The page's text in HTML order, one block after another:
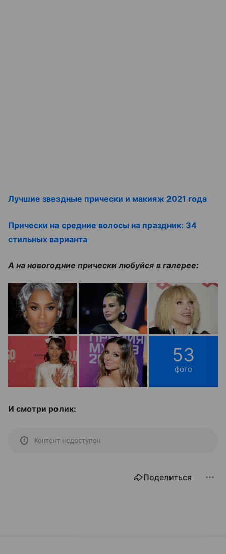
Лучшие звездные прически и макияж 2021 года
Прически на средние волосы на праздник: 34
стильных варианта
А на новогодние прически любуйся в галерее:
53
фото
И смотри ролик:
Контент недоступен
Поделиться